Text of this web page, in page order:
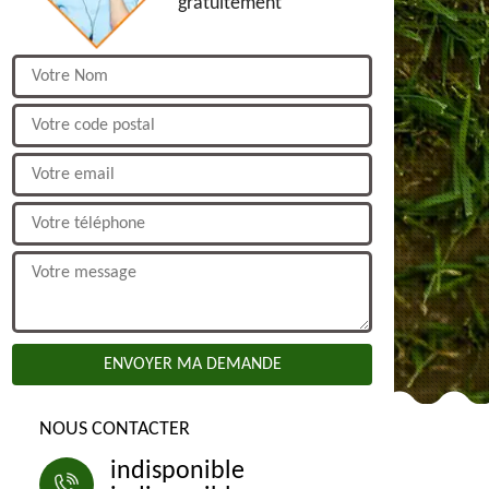
NOUS CONTACTER
indisponible